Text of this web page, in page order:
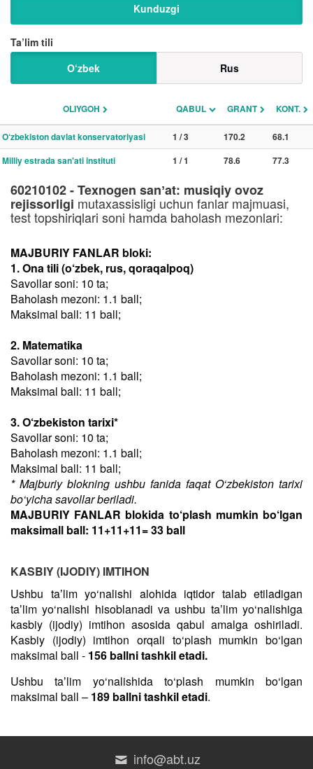
Kunduzgi
Ta’lim tili
O‘zbek
Rus
OLIYGOH QABUL GRANT KONT.
O‘zbekiston davlat konservatoriyasi 1 / 3 170.2
68.1
Milliy estrada san'ati instituti
1 / 1 78.6 77.3
60210102 - Texnogen sanʼat: musiqiy ovoz
rejissorligi mutaxassisligi uchun fanlar majmuasi,
test topshiriqlari soni hamda baholash mezonlari:
MAJBURIY FANLAR bloki:
1. Ona tili (o‘zbek, rus, qoraqalpoq)
Savollar soni: 10 ta;
Baholash mezoni: 1.1 ball;
Maksimal ball: 11 ball;
2. Matematika
Savollar soni: 10 ta;
Baholash mezoni: 1.1 ball;
Maksimal ball: 11 ball;
3. O‘zbekiston tarixi*
Savollar soni: 10 ta;
Baholash mezoni: 1.1 ball;
Maksimal ball: 11 ball;
* Majburiy blokning ushbu fanida faqat O‘zbekiston tarixi
bo‘yicha savollar beriladi.
MAJBURIY FANLAR blokida to‘plash mumkin bo‘lgan
maksimall ball: 11+11+11= 33 ball
KASBIY (IJODIY) IMTIHON
Ushbu taʼlim yo‘nalishi alohida iqtidor talab etiladigan
taʼlim yo‘nalishi hisoblanadi va ushbu taʼlim yo‘nalishiga
kasbiy (ijodiy) imtihon asosida qabul amalga oshiriladi.
Kasbiy (ijodiy) imtihon orqali to‘plash mumkin bo‘lgan
maksimal ball - 156 ballni tashkil etadi.
Ushbu taʼlim yo‘nalishida to‘plash mumkin bo‘lgan
maksimal ball – 189 ballni tashkil etadi.
info@abt.uz